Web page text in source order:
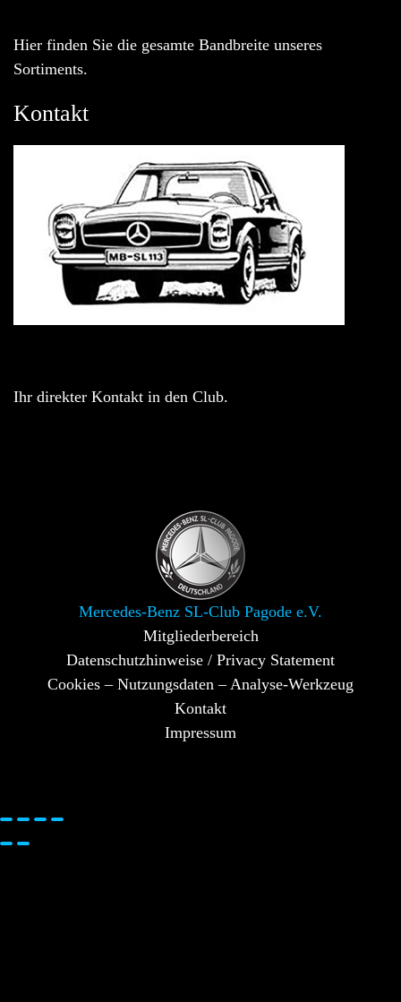
Hier finden Sie die gesamte Bandbreite unseres
Sortiments.
Kontakt
Ihr direkter Kontakt in den Club.
Mercedes-Benz SL-Club Pagode e.V.
Mitgliederbereich
Datenschutzhinweise / Privacy Statement
Cookies – Nutzungsdaten – Analyse-Werkzeug
Kontakt
Impressum